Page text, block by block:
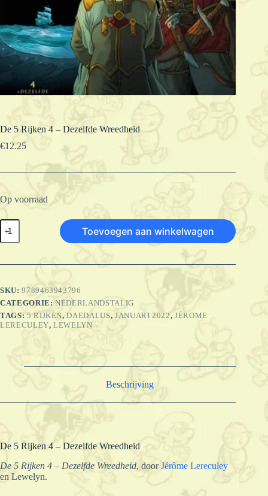
De 5 Rijken 4 – Dezelfde Wreedheid
€12.25
Op voorraad
De
Rijken
-
aantal
Toevoegen aan winkelwagen
SKU:9789463943796
CATEGORIE:NEDERLANDSTALIG
TAGS:5 RIJKEN,DAEDALUS, JANUARI 2022,JÉROME
LERECULEY,LEWELYN
Beschrijving
De 5 Rijken 4 – Dezelfde Wreedheid
De 5 Rijken 4 – Dezelfde Wreedheid, doorJérôme Lereculey
en Lewelyn.